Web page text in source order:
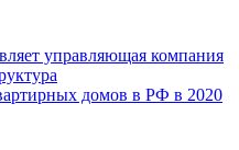
управляющая компания
домов в РФ в 2020